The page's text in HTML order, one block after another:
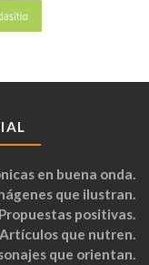
en buena onda.
que ilustran.
Propuestas positivas.
que nutren.
que orientan.